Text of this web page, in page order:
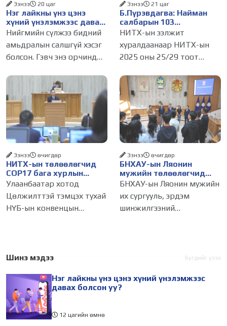
Нэг лайкны үнэ цэнэ
хүний үнэлэмжээс давах
болсон уу?
Ээнээ 20 цаг
Нийгмийн сүлжээ бидний
амьдралын салшгүй хэсэг
болсон. Гэвч энэ орчинд
амжилт, тэр ч байтугай
хүний үнэ цэнийг хүртэл
лайк, шэйр, дагагчийн
тоогоор хэмжих хандлага
газар авч
Б.Пүрэвдагва: Найман
салбарын 103
үйлчилгээний
бүртгэлийг цуцалснаар
бизнес эрхлэхэд таатай
нөхцөл бүрдэнэ
Ээнээ 21 цаг
НИТХ-ын ээлжит
хуралдаанаар НИТХ-ын
2025 оны 25/29 тоот
журмын зарим хэсгийг
хүчингүй болгож,
зөвшөөрлийн шинжтэй
103 бүртгэлээс нийслэлийн
бизнес эрхлэгчдийг
НИТХ-ын төлөөлөгчид
COP17 бага хурлын
бэлтгэл ажлын талаар
мэдээлэл сонслоо
Ээнээ өчигдѳр
Улаанбаатар хотод
Цөлжилттэй тэмцэх тухай
НҮБ-ын конвенцын
өдөр зохион
холбогдуулан Нийслэлийн
БНХАУ-ын Ляонин
мужийн төлөөлөгчид
НИТХ-ын үйл
танилцлаа
Ээнээ өчигдѳр
БНХАУ-ын Ляонин мужийн
их сургууль, эрдэм
шинжилгээний
төлөөлөгчид Монгол
айлчлалынхаа хүрээнд
Шинэ мэдээ Бүгдийг үзэх
Нэг лайкны үнэ цэнэ хүний үнэлэмжээс
давах болсон уу?
12 цагийн өмнө